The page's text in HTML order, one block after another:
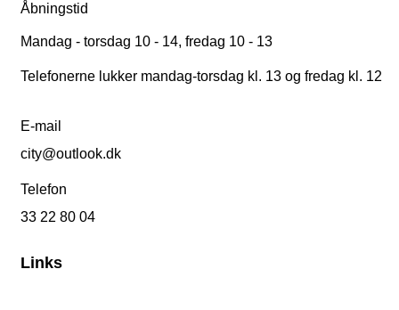
Åbningstid
Mandag - torsdag 10 - 14, fredag 10 - 13
Telefonerne lukker mandag-torsdag kl. 13 og fredag kl. 12
E-mail
city@outlook.dk
Telefon
33 22 80 04
Links